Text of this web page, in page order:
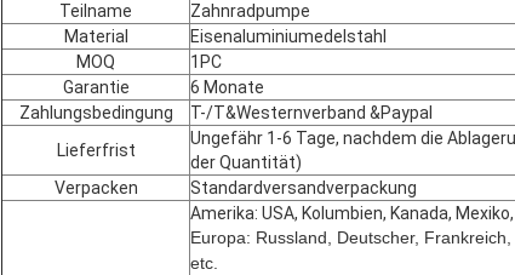
Teilname
Zahnradpumpe
Material
Eisenaluminiumedelstahl
MOQ
1PC
Garantie
6 Monate
Zahlungsbedingung
T-/T&Westernverband &Paypal
Lieferfrist
Ungefähr 1-6 Tage, nachdem die
der Quantität)
Verpacken
Standardversandverpackung
Amerika: USA, Kolumbien, Kanada,
Europa: Russland, Deutscher,
etc.